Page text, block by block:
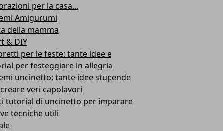
per la casa...
Amigurumi
della mamma
& DIY
per le feste: tante idee e
per festeggiare in allegria
uncinetto: tante idee stupende
veri capolavori
tutorial di uncinetto per imparare
tecniche utili